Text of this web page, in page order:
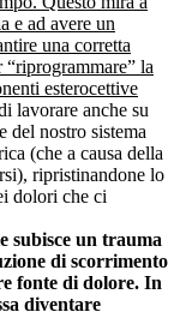
e ad avere un
una corretta
la
esterocettive
lavorare anche su
del nostro sistema
(che a causa della
ripristinandone lo
dolori che ci
subisce un trauma
di scorrimento
fonte di dolore. In
diventare